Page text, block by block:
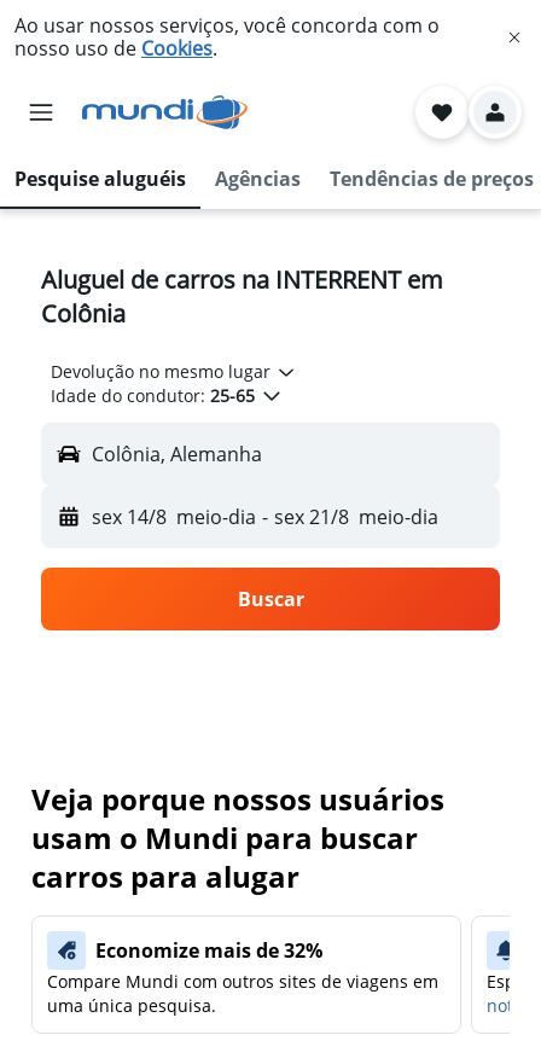
Ao usar nossos serviços, você concorda com o
nosso uso de Cookies.
Pesquise aluguéis Agências Tendências de preços
Aluguel de carros na INTERRENT em
Colônia
Devolução no mesmo lugar
Idade do condutor: 25-65
Colônia, Alemanha
sex 14/8 meio-dia - sex 21/8 meio-dia
Buscar
Veja porque nossos usuários
usam o Mundi para buscar
carros para alugar
Economize mais de 32%
Compare Mundi com outros sites de viagens em
uma única pesquisa.